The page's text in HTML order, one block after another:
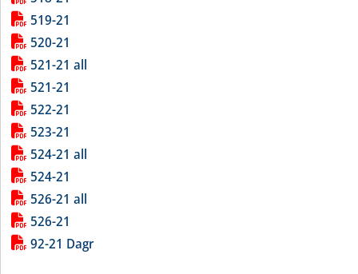
519-21
520-21
521-21 all
521-21
522-21
523-21
524-21 all
524-21
526-21 all
526-21
92-21 Dagr